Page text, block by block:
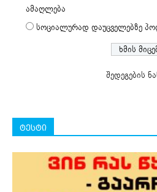
ამაღლება
სოციალურად დაუცველებზე
შედეგების
ტესტი